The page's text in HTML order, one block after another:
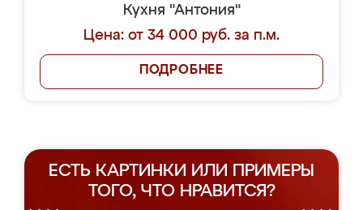
Кухня "Антония"
Цена: от 34 000 руб. за п.м.
ПОДРОБНЕЕ
ЕСТЬ КАРТИНКИ ИЛИ ПРИМЕРЫ
ТОГО, ЧТО НРАВИТСЯ?